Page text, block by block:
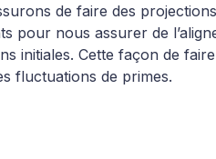
de faire des
pour nous assurer de
initiales. Cette façon de
fluctuations de primes.